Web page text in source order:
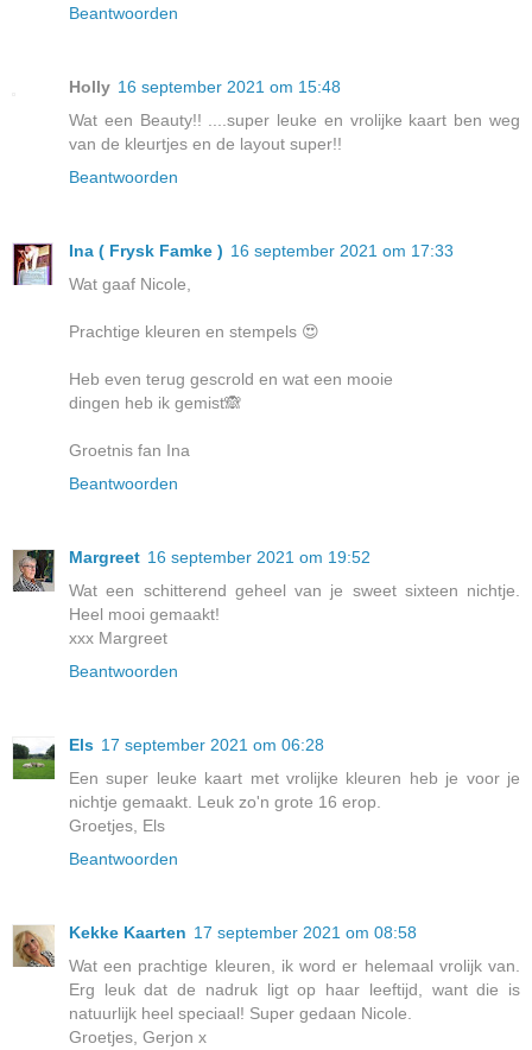
Beantwoorden
Holly 16 september 2021 om 15:48
Wat een Beauty!! ....super leuke en vrolijke kaart ben weg
van de kleurtjes en de layout super!!
Beantwoorden
Ina ( Frysk Famke ) 16 september 2021 om 17:33
Wat gaaf Nicole,
Prachtige kleuren en stempels 😍
Heb even terug gescrold en wat een mooie
dingen heb ik gemist🙈
Groetnis fan Ina
Beantwoorden
Margreet 16 september 2021 om 19:52
Wat een schitterend geheel van je sweet sixteen nichtje.
Heel mooi gemaakt!
xxx Margreet
Beantwoorden
Els 17 september 2021 om 06:28
Een super leuke kaart met vrolijke kleuren heb je voor je
nichtje gemaakt. Leuk zo'n grote 16 erop.
Groetjes, Els
Beantwoorden
Kekke Kaarten 17 september 2021 om 08:58
Wat een prachtige kleuren, ik word er helemaal vrolijk van.
Erg leuk dat de nadruk ligt op haar leeftijd, want die is
natuurlijk heel speciaal! Super gedaan Nicole.
Groetjes, Gerjon x